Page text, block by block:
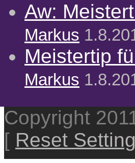
Aw:
Markus
Meistertip
Markus
Copyright
[ Reset